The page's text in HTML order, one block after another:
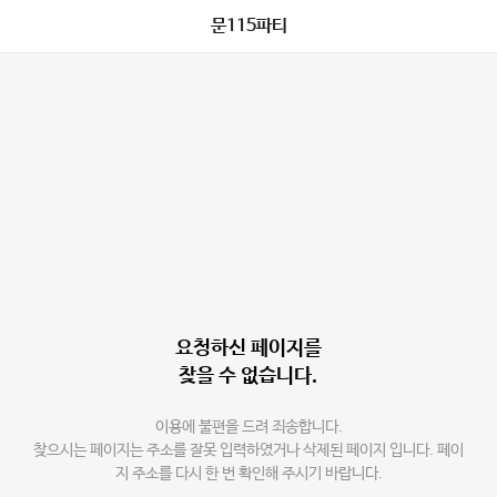
문115파티
요청하신 페이지를
찾을 수 없습니다.
이용에 불편을 드려 죄송합니다.
찾으시는 페이지는 주소를 잘못 입력하였거나 삭제된 페이지 입니다. 페이
지 주소를 다시 한 번 확인해 주시기 바랍니다.